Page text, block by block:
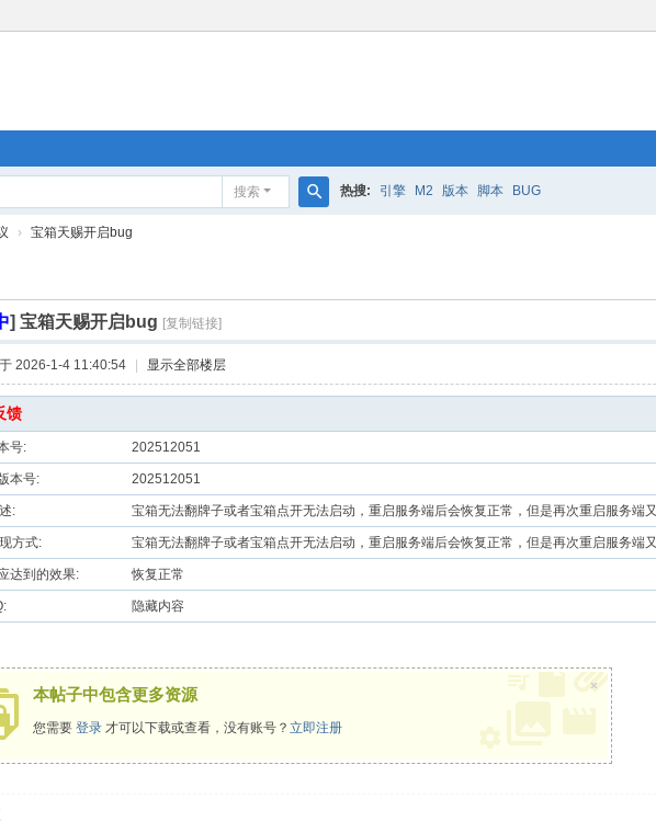
搜索 热搜: 引擎 M2 版本 脚本 BUG
› 宝箱天赐开启bug
] 宝箱天赐开启bug [复制链接]
2026-1-4 11:40:54 显示全部楼层
馈
号: 202512051
本号: 202512051
: 宝箱无法翻牌子或者宝箱点开无法启动，重启服务端后会恢复正常，但是再次重启服务端
方式: 宝箱无法翻牌子或者宝箱点开无法启动，重启服务端后会恢复正常，但是再次重启服务端
达到的效果: 恢复正常
隐藏内容
本帖子中包含更多资源
您需要 登录 才可以下载或查看，没有账号？ 立即注册
×